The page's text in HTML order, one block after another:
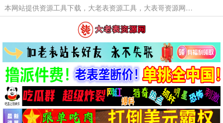
本网站提供资源工具下载，大老表资源工具，大表哥资源网软件工具，大老表资源下载，活动线报福利资源分享,活动线报，大型网游经典游戏，网络热门技术游戏辅助交流与分享。